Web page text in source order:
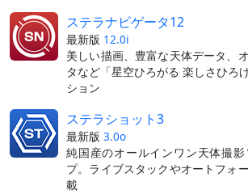
ステラナビゲータ12
最新版 12.0i
美しい描画、豊富な天体データ、
タなど「星空ひろがる 楽しさひろ
ション
ステラショット3
最新版 3.0o
純国産のオールインワン天体撮
プ。ライブスタックやオートフォ
載